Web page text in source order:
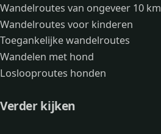
Wandelroutes van ongeveer 10 km
Wandelroutes voor kinderen
Toegankelijke wandelroutes
Wandelen met hond
Loslooproutes honden
Verder kijken